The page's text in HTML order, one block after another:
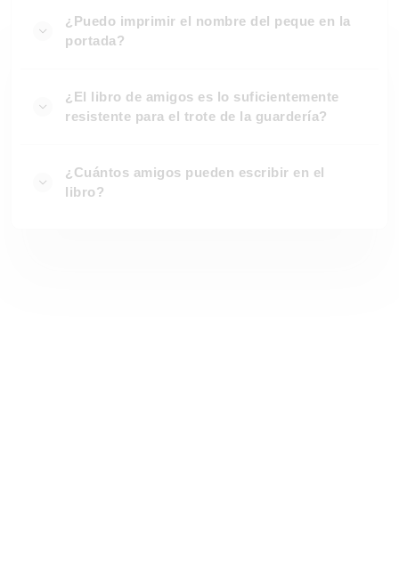
¿Puedo imprimir el nombre del peque en la
portada?
¿El libro de amigos es lo suficientemente
resistente para el trote de la guardería?
¿Cuántos amigos pueden escribir en el
libro?